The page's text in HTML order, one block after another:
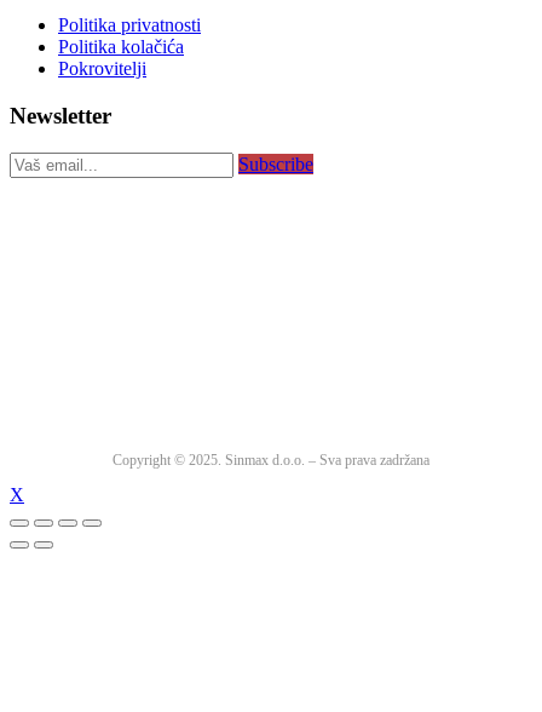
Politika privatnosti
Politika kolačića
Pokrovitelji
Newsletter
Subscribe
Copyright © 2025. Sinmax d.o.o. – Sva prava zadržana
X